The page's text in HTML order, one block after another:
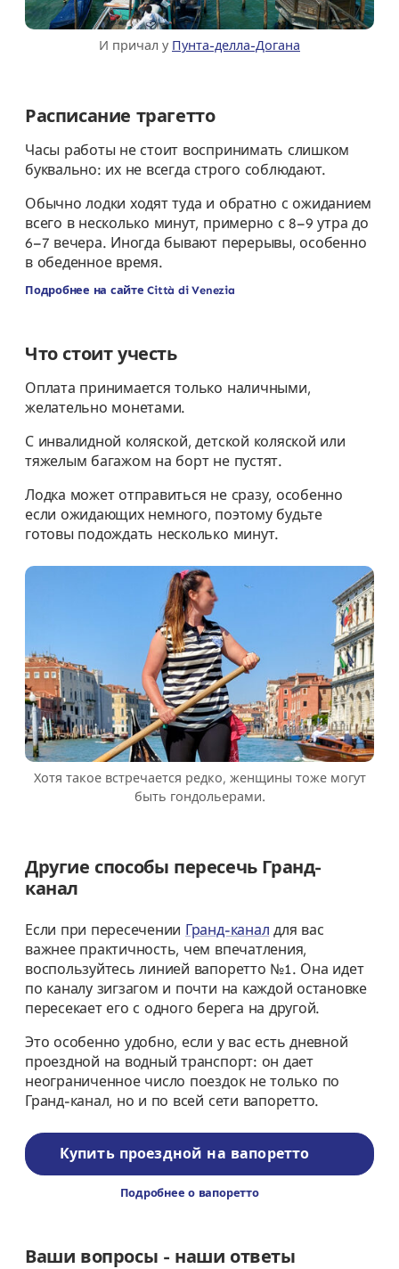
И причал у Пунта-делла-Догана
Расписание трагетто
Часы работы не стоит воспринимать слишком
буквально: их не всегда строго соблюдают.
Обычно лодки ходят туда и обратно с ожиданием
всего в несколько минут, примерно с 8–9 утра до
6–7 вечера. Иногда бывают перерывы, особенно
в обеденное время.
Подробнее на сайте Città di Venezia
Что стоит учесть
Оплата принимается только наличными,
желательно монетами.
С инвалидной коляской, детской коляской или
тяжелым багажом на борт не пустят.
Лодка может отправиться не сразу, особенно
если ожидающих немного, поэтому будьте
готовы подождать несколько минут.
Хотя такое встречается редко, женщины тоже могут
быть гондольерами.
Другие способы пересечь Гранд-
канал
Если при пересечении Гранд-канал для вас
важнее практичность, чем впечатления,
воспользуйтесь линией вапоретто №1. Она идет
по каналу зигзагом и почти на каждой остановке
пересекает его с одного берега на другой.
Это особенно удобно, если у вас есть дневной
проездной на водный транспорт: он дает
неограниченное число поездок не только по
Гранд-канал, но и по всей сети вапоретто.
Купить проездной на вапоретто
Подробнее о вапоретто
Ваши вопросы - наши ответы